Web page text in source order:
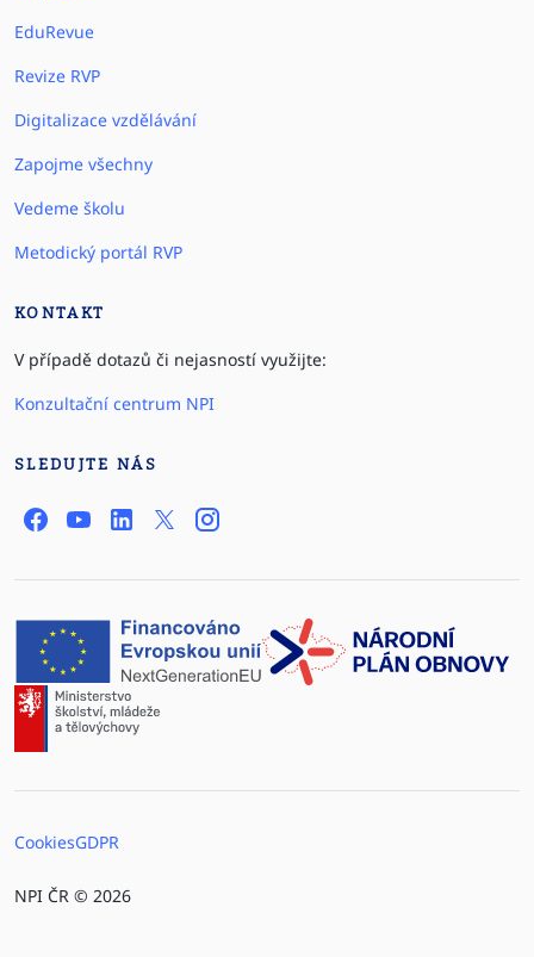
EduRevue
Revize RVP
Digitalizace vzdělávání
Zapojme všechny
Vedeme školu
Metodický portál RVP
KONTAKT
V případě dotazů či nejasností využijte:
Konzultační centrum NPI
SLEDUJTE NÁS
CookiesGDPR
NPI ČR © 2026